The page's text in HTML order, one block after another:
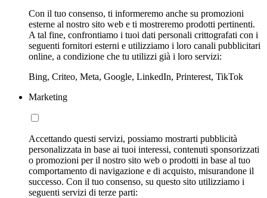
Con il tuo consenso, ti informeremo anche su promozioni
esterne al nostro sito web e ti mostreremo prodotti pertinenti.
A tal fine, confrontiamo i tuoi dati personali crittografati con i
seguenti fornitori esterni e utilizziamo i loro canali pubblicitari
online, a condizione che tu utilizzi già i loro servizi:
Bing, Criteo, Meta, Google, LinkedIn, Printerest, TikTok
Marketing
Accettando questi servizi, possiamo mostrarti pubblicità
personalizzata in base ai tuoi interessi, contenuti sponsorizzati
o promozioni per il nostro sito web o prodotti in base al tuo
comportamento di navigazione e di acquisto, misurandone il
successo. Con il tuo consenso, su questo sito utilizziamo i
seguenti servizi di terze parti: